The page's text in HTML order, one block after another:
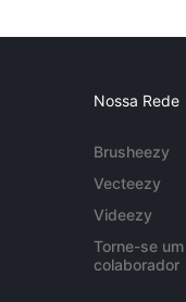
Nossa Rede
Brusheezy
Vecteezy
Videezy
Torne-se um
colaborador